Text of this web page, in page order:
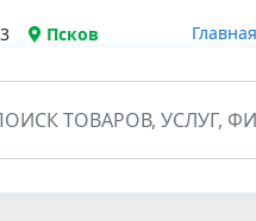
Псков Главная